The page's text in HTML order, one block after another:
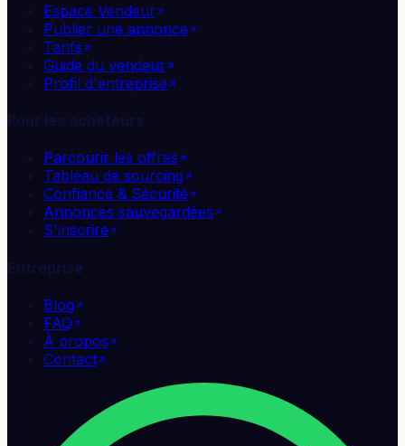
Espace Vendeur
Publier une annonce
Tarifs
Guide du vendeur
Profil d'entreprise
Pour les acheteurs
Parcourir les offres
Tableau de sourcing
Confiance & Sécurité
Annonces sauvegardées
S'inscrire
Entreprise
Blog
FAQ
À propos
Contact